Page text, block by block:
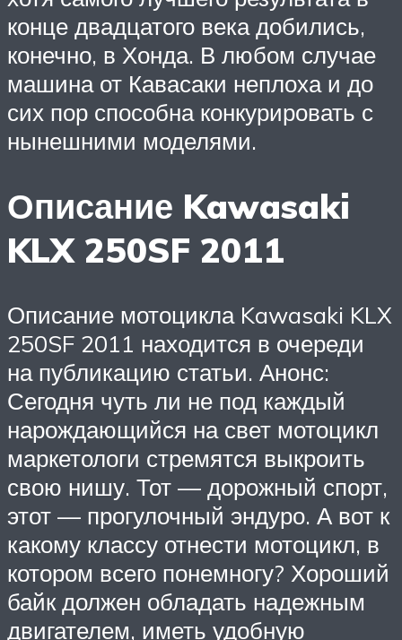
конце двадцатого века добились,
конечно, в Хонда. В любом случае
машина от Кавасаки неплоха и до
сих пор способна конкурировать с
нынешними моделями.
Описание Kawasaki
KLX 250SF 2011
Описание мотоцикла Kawasaki KLX
250SF 2011 находится в очереди
на публикацию статьи. Анонс:
Сегодня чуть ли не под каждый
нарождающийся на свет мотоцикл
маркетологи стремятся выкроить
свою нишу. Тот — дорожный спорт,
этот — прогулочный эндуро. А вот к
какому классу отнести мотоцикл, в
котором всего понемногу? Хороший
байк должен обладать надежным
двигателем, иметь удобную